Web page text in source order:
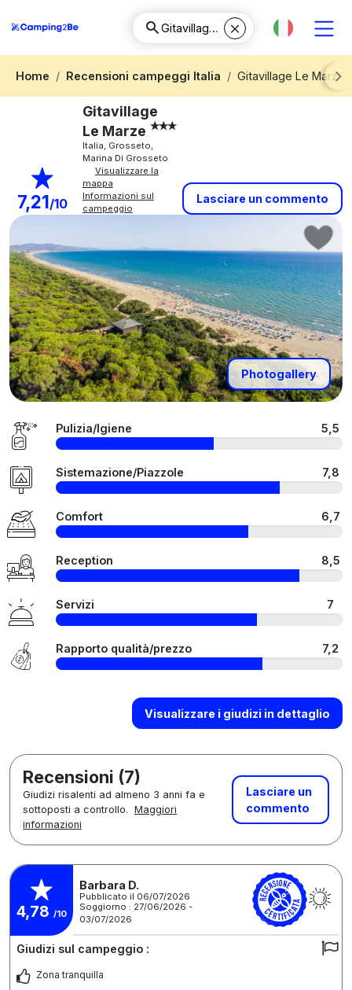
Home Recensioni campeggi Italia
Gitavillage Le Marze
Next
7,21/10
Gitavillage
Le Marze
Italia, Grosseto,
Marina Di Grosseto
Visualizzare la
mappa
Informazioni sul
campeggio
Lasciare un commento
Photogallery
Pulizia/Igiene 5,5
Sistemazione/Piazzole 7,8
Comfort 6,7
Reception 8,5
Servizi 7
Rapporto qualità/prezzo 7,2
Visualizzare i giudizi in dettaglio
Recensioni (7)
Giudizi risalenti ad almeno 3 anni fa e
sottoposti a controllo. Maggiori
informazioni
Lasciare un
commento
4,78 /10
Barbara D.
Pubblicato il 06/07/2026
Soggiorno : 27/06/2026 -
03/07/2026
Giudizi sul campeggio :
Zona tranquilla